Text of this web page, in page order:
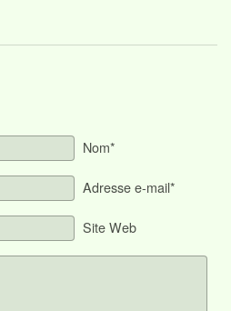
Nom*
Adresse e-mail*
Site Web